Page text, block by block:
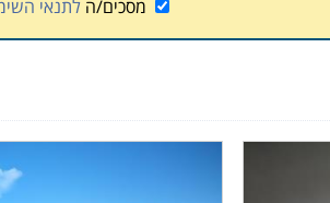
16 , כ"ס -קמפוס בית ברל - סניף ראשון לציון
אנו מזמינים אתכם להתקשר ליועצות
לצרכיכם.
מסכים/הלתנאי